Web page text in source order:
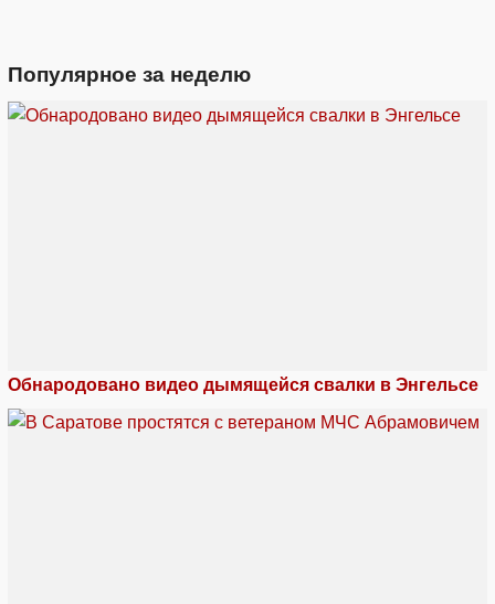
Популярное за неделю
Обнародовано видео дымящейся свалки в Энгельсе